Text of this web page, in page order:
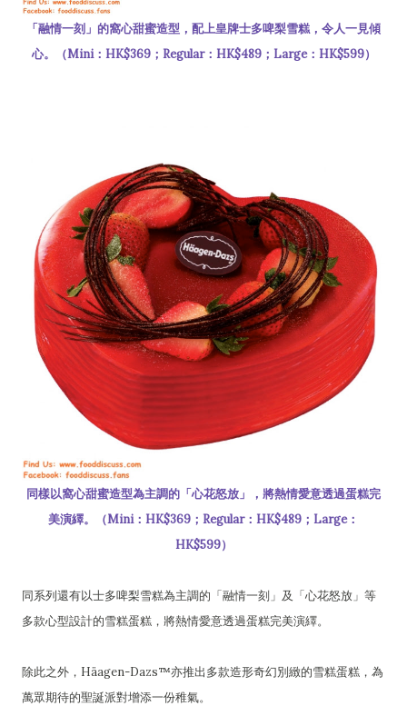
「融情一刻」的窩心甜蜜造型，配上皇牌士多啤梨雪糕，令人一見傾
心。（Mini：HK$369；Regular：HK$489；Large：HK$599）
同樣以窩心甜蜜造型為主調的「心花怒放」，將熱情愛意透過蛋糕完
美演繹。（Mini：HK$369；Regular：HK$489；Large：
HK$599）
同系列還有以士多啤梨雪糕為主調的「融情一刻」及「心花怒放」等
多款心型設計的雪糕蛋糕，將熱情愛意透過蛋糕完美演繹。
除此之外，Häagen-Dazs™亦推出多款造形奇幻別緻的雪糕蛋糕，為
萬眾期待的聖誕派對增添一份稚氣。